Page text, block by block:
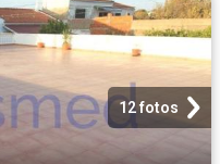
12 fotos